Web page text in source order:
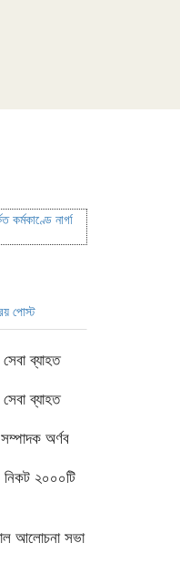
নাগরিক সেবা ব্যাহত
পোস্ট
ব্যাহত
ব্যাহত
অর্ণব
২০০০টি
আলোচনা সভা